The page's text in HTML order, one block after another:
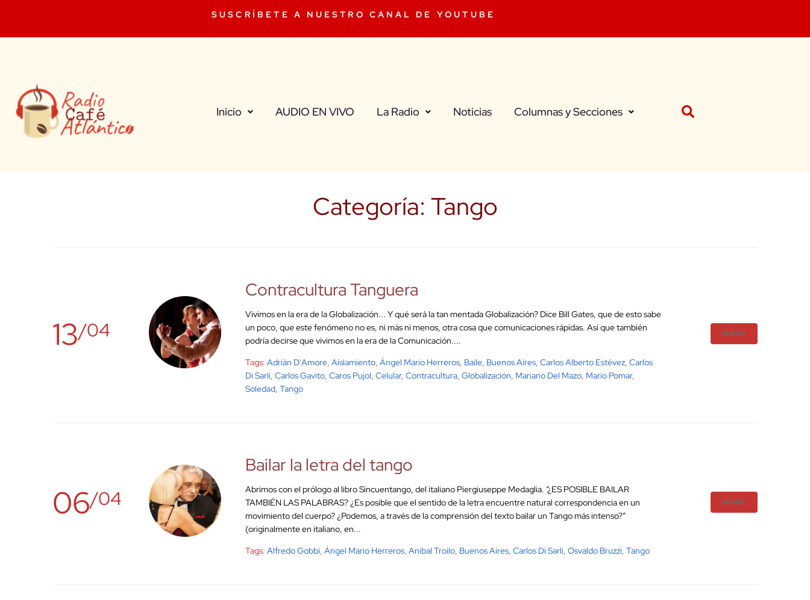
SUSCRÍBETE A NUESTRO CANAL DE YOUTUBE
Inicio AUDIO EN VIVO La Radio Noticias Columnas y Secciones
Categoría: Tango
13/04
Contracultura Tanguera
Vivimos en la era de la Globalización... Y qué será la tan mentada Globalización? Dice Bill Gates, que de esto sabe
un poco, que este fenómeno no es, ni más ni menos, otra cosa que comunicaciones rápidas. Así que también
podría decirse que vivimos en la era de la Comunicación....
Tags: Adrián D'Amore, Aislamiento, Ángel Mario Herreros, Baile, Buenos Aires, Carlos Alberto Estévez, Carlos
Di Sarli, Carlos Gavito, Caros Pujol, Celular, Contracultura, Globalización, Mariano Del Mazo, Mario Pomar,
Soledad, Tango
MORE
06/04
Bailar la letra del tango
Abrimos con el prólogo al libro Sincuentango, del italiano Piergiuseppe Medaglia. “¿ES POSIBLE BAILAR
TAMBIÉN LAS PALABRAS? ¿Es posible que el sentido de la letra encuentre natural correspondencia en un
movimiento del cuerpo? ¿Podemos, a través de la comprensión del texto bailar un Tango más intenso?”
(originalmente en italiano, en...
Tags: Alfredo Gobbi, Ángel Mario Herreros, Aníbal Troilo, Buenos Aires, Carlos Di Sarli, Osvaldo Bruzzi, Tango
MORE